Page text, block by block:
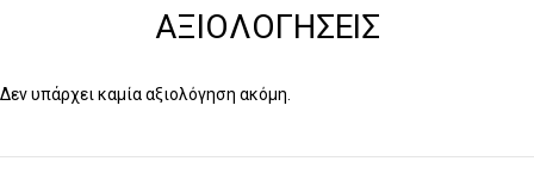
ΑΞΙΟΛΟΓΉΣΕΙΣ
Δεν υπάρχει καμία αξιολόγηση ακόμη.